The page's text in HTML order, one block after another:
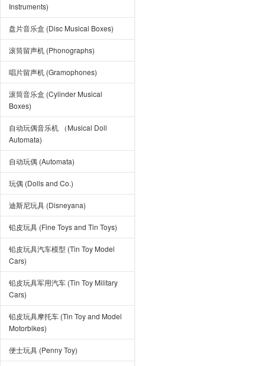
Instruments)
盘片音乐盒 (Disc Musical Boxes)
滚筒留声机 (Phonographs)
唱片留声机 (Gramophones)
滚筒音乐盒 (Cylinder Musical
Boxes)
自动玩偶音乐机 （Musical Doll
Automata)
自动玩偶 (Automata)
玩偶 (Dolls and Co.)
迪斯尼玩具 (Disneyana)
铅皮玩具 (Fine Toys and Tin Toys)
铅皮玩具汽车模型 (Tin Toy Model
Cars)
铅皮玩具军用汽车 (Tin Toy Military
Cars)
铅皮玩具摩托车 (Tin Toy and Model
Motorbikes)
便士玩具 (Penny Toy)